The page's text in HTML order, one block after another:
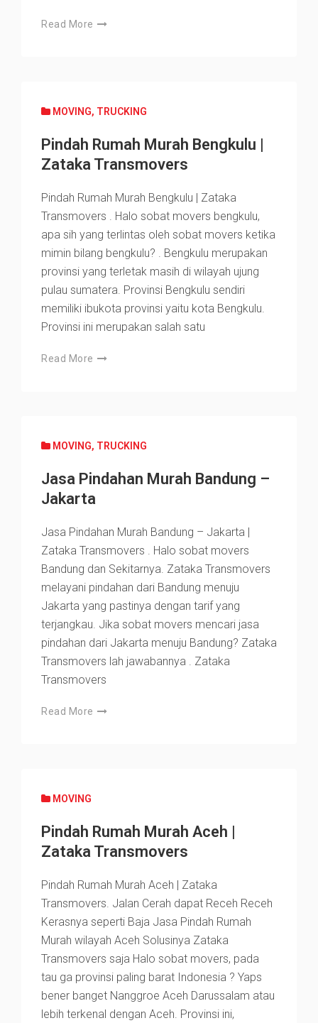
Read More
MOVING, TRUCKING
Pindah Rumah Murah Bengkulu |
Zataka Transmovers
Pindah Rumah Murah Bengkulu | Zataka
Transmovers . Halo sobat movers bengkulu,
apa sih yang terlintas oleh sobat movers ketika
mimin bilang bengkulu? . Bengkulu merupakan
provinsi yang terletak masih di wilayah ujung
pulau sumatera. Provinsi Bengkulu sendiri
memiliki ibukota provinsi yaitu kota Bengkulu.
Provinsi ini merupakan salah satu
Read More
MOVING, TRUCKING
Jasa Pindahan Murah Bandung –
Jakarta
Jasa Pindahan Murah Bandung – Jakarta |
Zataka Transmovers . Halo sobat movers
Bandung dan Sekitarnya. Zataka Transmovers
melayani pindahan dari Bandung menuju
Jakarta yang pastinya dengan tarif yang
terjangkau. Jika sobat movers mencari jasa
pindahan dari Jakarta menuju Bandung? Zataka
Transmovers lah jawabannya . Zataka
Transmovers
Read More
MOVING
Pindah Rumah Murah Aceh |
Zataka Transmovers
Pindah Rumah Murah Aceh | Zataka
Transmovers. Jalan Cerah dapat Receh Receh
Kerasnya seperti Baja Jasa Pindah Rumah
Murah wilayah Aceh Solusinya Zataka
Transmovers saja Halo sobat movers, pada
tau ga provinsi paling barat Indonesia ? Yaps
bener banget Nanggroe Aceh Darussalam atau
lebih terkenal dengan Aceh. Provinsi ini,